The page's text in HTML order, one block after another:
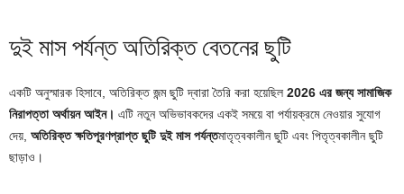
দুই মাস পর্যন্ত অতিরিক্ত বেতনের ছুটি
একটি অনুস্মারক হিসাবে, অতিরিক্ত জন্ম ছুটি দ্বারা তৈরি করা হয়েছিল 2026 এর জন্য সামাজিক
নিরাপত্তা অর্থায়ন আইন। এটি নতুন অভিভাবকদের একই সময়ে বা পর্যায়ক্রমে নেওয়ার সুযোগ
দেয়, অতিরিক্ত ক্ষতিপূরণপ্রাপ্ত ছুটি দুই মাস পর্যন্তমাতৃত্বকালীন ছুটি এবং পিতৃত্বকালীন ছুটি
ছাড়াও।